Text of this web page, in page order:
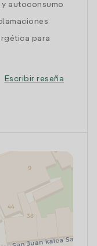
autoconsumo
para
Escribir reseña